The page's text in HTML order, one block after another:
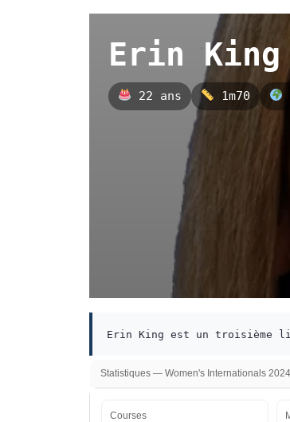
Erin King
22 ans 1m70
Erin King est un troisième
Statistiques — Women's Internationals
Courses